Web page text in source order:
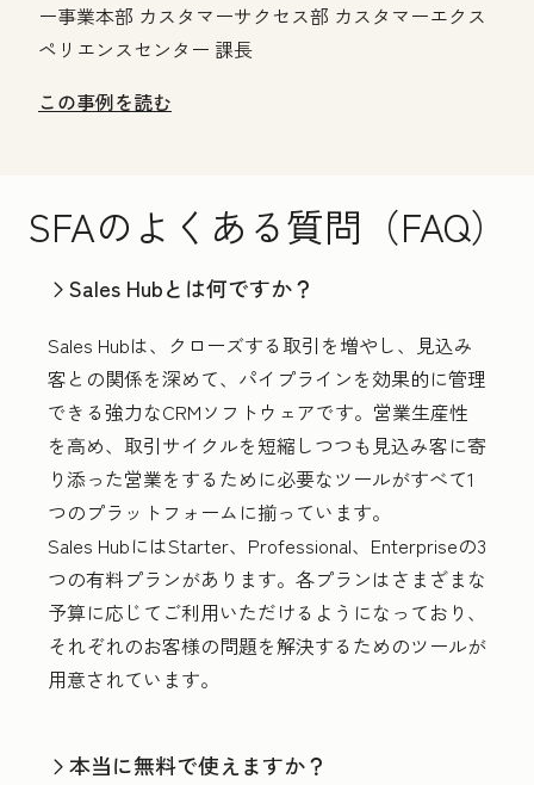
ー事業本部 カスタマーサクセス部 カスタマーエクス
ペリエンスセンター 課長
この事例を読む
SFAのよくある質問（FAQ）
Sales Hubとは何ですか？
Sales Hubは、クローズする取引を増やし、見込み
客との関係を深めて、パイプラインを効果的に管理
できる強力なCRMソフトウェアです。営業生産性
を高め、取引サイクルを短縮しつつも見込み客に寄
り添った営業をするために必要なツールがすべて1
つのプラットフォームに揃っています。
Sales HubにはStarter、Professional、Enterpriseの3
つの有料プランがあります。各プランはさまざまな
予算に応じてご利用いただけるようになっており、
それぞれのお客様の問題を解決するためのツールが
用意されています。
本当に無料で使えますか？